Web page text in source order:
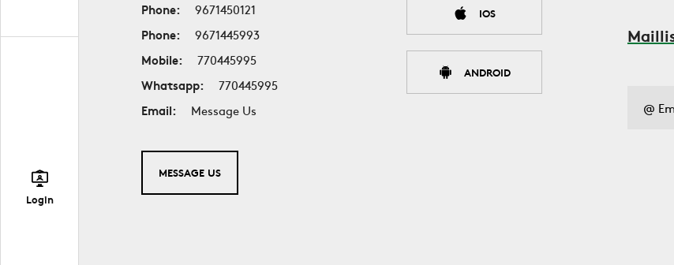
Login
Phone:
9671450121
Phone:
9671445993
Mobile:
770445995
Whatsapp:
770445995
Email:
Message Us
MESSAGE US
IOS
ANDROID